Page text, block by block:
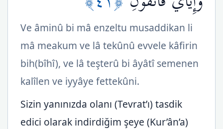
Ve âminû bi mâ enzeltu musaddikan li
mâ meakum ve lâ tekûnû evvele kâfirin
bih(bîhî), ve lâ teşterû bi âyâtî semenen
kalîlen ve iyyâye fettekûni.
Sizin yanınızda olanı (Tevrat’ı) tasdik
edici olarak indirdiğim şeye (Kur’ân’a)